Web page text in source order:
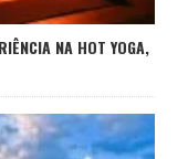
NA HOT YOGA,